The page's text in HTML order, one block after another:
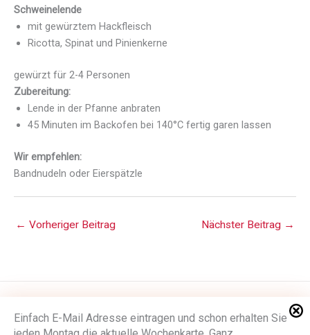
Schweinelende
mit gewürztem Hackfleisch
Ricotta, Spinat und Pinienkerne
gewürzt für 2-4 Personen
Zubereitung:
Lende in der Pfanne anbraten
45 Minuten im Backofen bei 140°C fertig garen lassen
Wir empfehlen:
Bandnudeln oder Eierspätzle
Einfach E-Mail Adresse eintragen und schon erhalten Sie
← Vorheriger Beitrag Nächster Beitrag →
Impressum